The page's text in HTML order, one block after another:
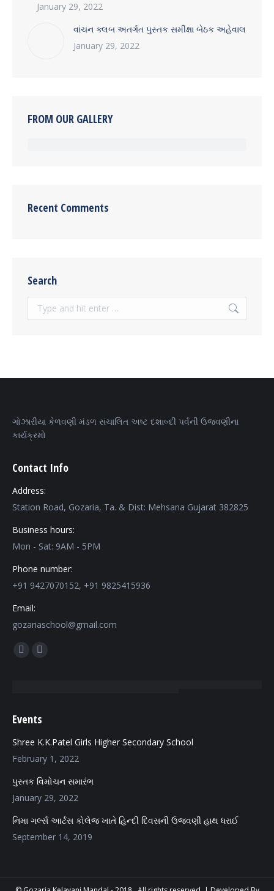
January 29, 2022
વાંચન ક્લબ અતર્ગત પુસ્તક સમીક્ષા બેઠક અહેવાલ
January 29, 2022
FROM OUR GALLERY
Recent Comments
Search
Search:
ગોઝારીયા કેળવણી મંડળ સંચાલિત અષ્ટ દશાબ્દી પર્વની ઉજવણીના
કાર્યક્રમો
Contact Info
Address:
Station Road, Gozaria, Ta. & Dist: Mehsana Gujarat 382825
Business hours:
Mon - Sat: 9AM - 5PM
Phone number:
+91 9427070152, +91 9825415936
Email:
gozariaschool@gmail.com
Find us on:
Facebook
new
Mail
new
Events
Shree K.K.Patel Girls Higher Secondary School
February 1, 2022
પુસ્તક વિમોચન સમારંભ
January 29, 2022
નિમા ગર્લ્સ આર્ટસ કોલેજ ખાતે હિન્દી દિવસની ઉજવણી હાથ ધરાઈ
September 14, 2019